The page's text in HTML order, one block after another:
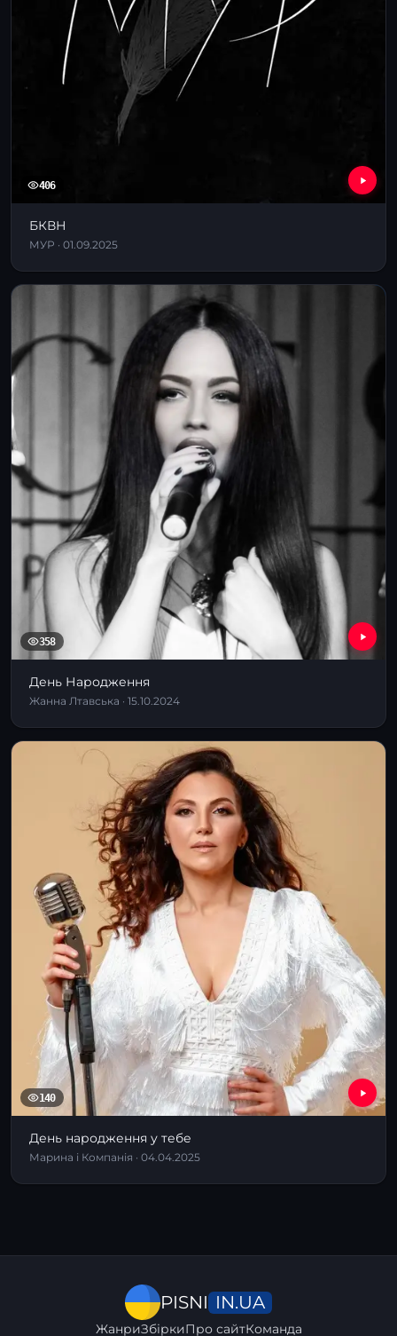
406
БКВН
МУР · 01.09.2025
358
День Народження
Жанна Лтавська · 15.10.2024
140
День народження у тебе
Марина і Компанія · 04.04.2025
PISNI IN.UA
ЖанриЗбіркиПро сайтКоманда